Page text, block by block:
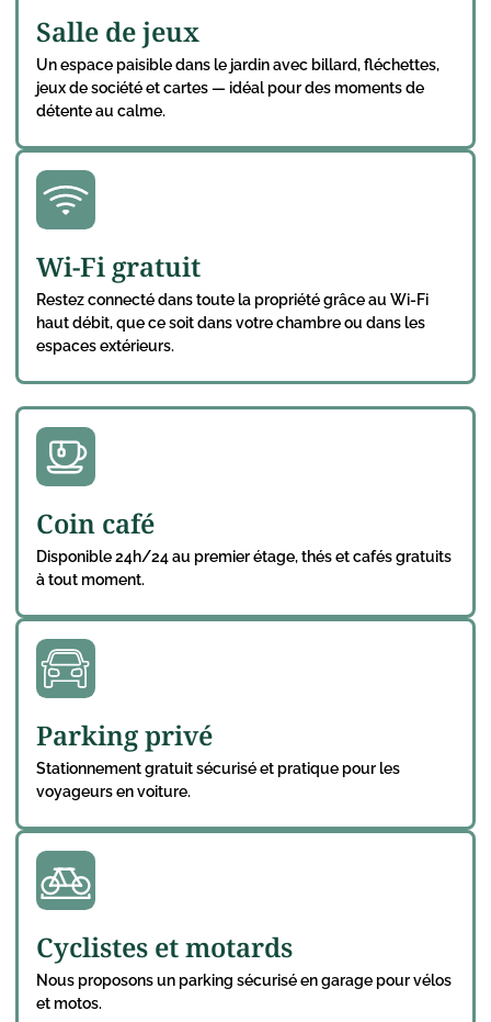
Salle de jeux
Un espace paisible dans le jardin avec billard, fléchettes,
jeux de société et cartes — idéal pour des moments de
détente au calme.
Wi-Fi gratuit
Restez connecté dans toute la propriété grâce au Wi-Fi
haut débit, que ce soit dans votre chambre ou dans les
espaces extérieurs.
Coin café
Disponible 24h/24 au premier étage, thés et cafés gratuits
à tout moment.
Parking privé
Stationnement gratuit sécurisé et pratique pour les
voyageurs en voiture.
Cyclistes et motards
Nous proposons un parking sécurisé en garage pour vélos
et motos.